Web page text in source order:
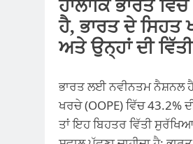
ਹਾਲਾਂਕਿ ਭਾਰਤ
ਹੈ, ਭਾਰਤ ਦੇ
ਅਤੇ ਉਨ੍ਹਾਂ ਦੀ
ਭਾਰਤ ਲਈ ਨਵੀਨਤਮ ਨੈਸ਼ਨਲ
ਖਰਚੇ (OOPE) ਵਿੱਚ 43.2%
ਤਾਂ ਇਹ ਬਿਹਤਰ ਵਿੱਤੀ